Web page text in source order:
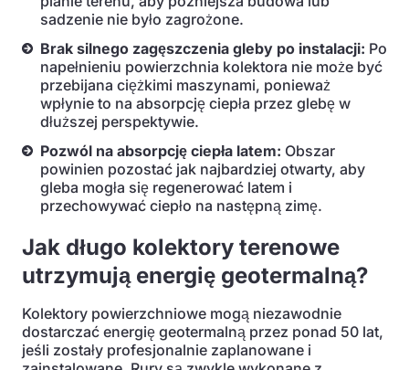
sadzenie nie było zagrożone.
Brak silnego zagęszczenia gleby po instalacji: Po
napełnieniu powierzchnia kolektora nie może być
przebijana ciężkimi maszynami, ponieważ
wpłynie to na absorpcję ciepła przez glebę w
dłuższej perspektywie.
Pozwól na absorpcję ciepła latem: Obszar
powinien pozostać jak najbardziej otwarty, aby
gleba mogła się regenerować latem i
przechowywać ciepło na następną zimę.
Jak długo kolektory terenowe
utrzymują energię geotermalną?
Kolektory powierzchniowe mogą niezawodnie
dostarczać energię geotermalną przez ponad 50 lat,
jeśli zostały profesjonalnie zaplanowane i